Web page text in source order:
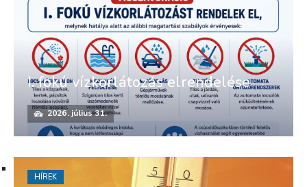
I. fokú vízkorlátozás elrendelése
2026. július 31.
HÍREK